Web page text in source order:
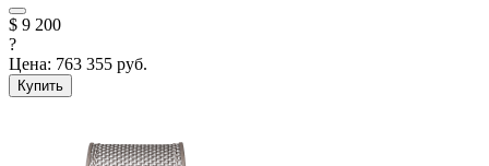
$ 9 200
?
Цена: 763 355 руб.
Купить